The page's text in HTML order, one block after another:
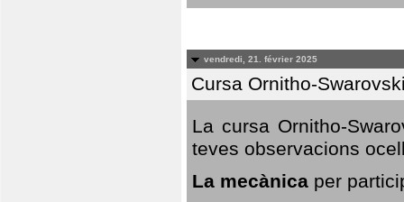
vendredi, 21. février 2025
Cursa Ornitho-
La cursa Ornitho-
teves observacions
La mecànica per